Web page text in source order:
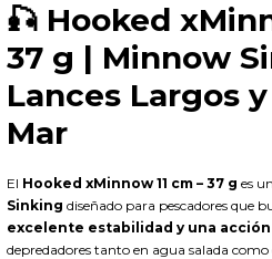
🎣 Hooked
37 g | Minnow
Lances Largos
Mar
El Hooked xMinnow 11 cm – 37 g es
Sinking diseñado para pescadores que
excelente estabilidad y una acción
depredadores tanto en agua salada como